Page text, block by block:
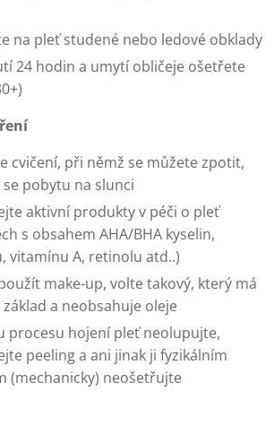
na pleť studené nebo ledové obklady
24 hodin a umytí obličeje ošetřete
cvičení, při němž se můžete zpotit,
pobytu na slunci
aktivní produkty v péči o pleť
s obsahem AHA/BHA kyselin,
vitamínu A, retinolu atd..)
make-up, volte takový, který má
a neobsahuje oleje
procesu hojení pleť neolupujte,
peeling a ani jinak ji fyzikálním
(mechanicky) neošetřujte